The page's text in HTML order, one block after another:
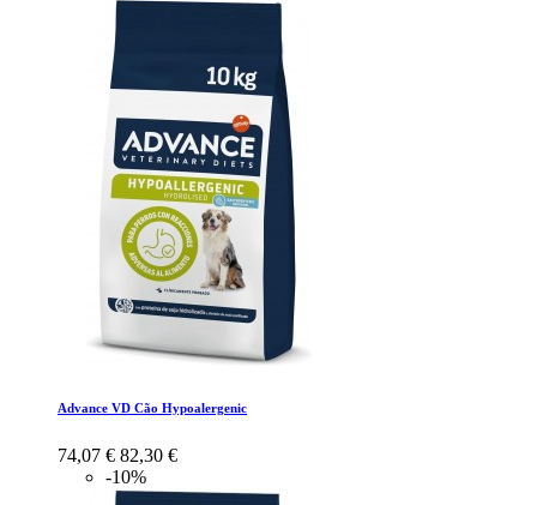
Advance VD Cão Hypoalergenic
74,07 € 82,30 €
-10%